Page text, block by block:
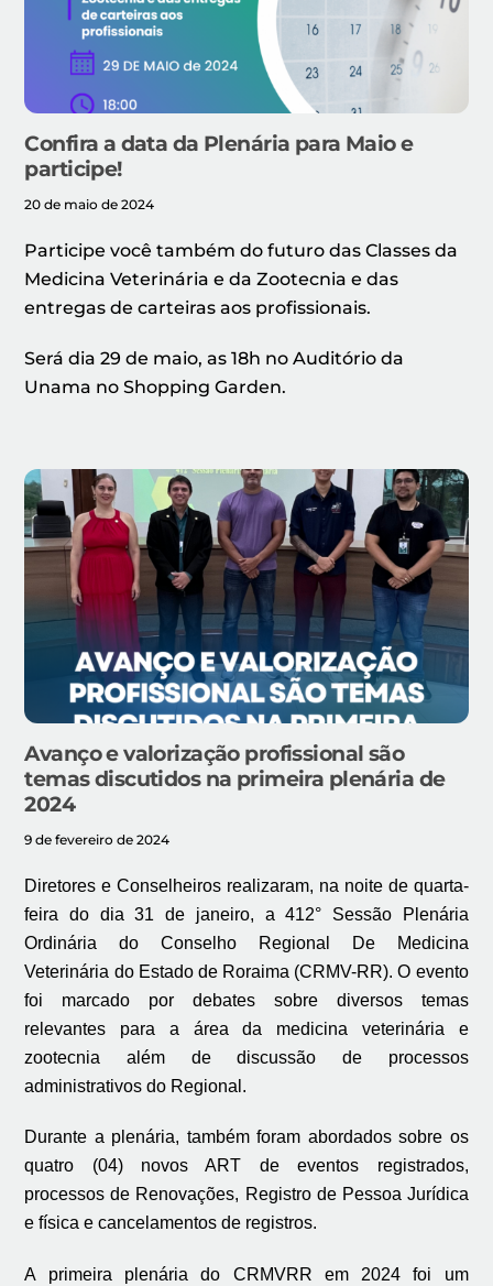
Confira a data da Plenária para Maio e
participe!
20 de maio de 2024
Participe você também do futuro das Classes da
Medicina Veterinária e da Zootecnia e das
entregas de carteiras aos profissionais.
Será dia 29 de maio, as 18h no Auditório da
Unama no Shopping Garden.
Avanço e valorização profissional são
temas discutidos na primeira plenária de
2024
9 de fevereiro de 2024
Diretores e Conselheiros realizaram, na noite de quarta-
feira do dia 31 de janeiro, a 412° Sessão Plenária
Ordinária do Conselho Regional De Medicina
Veterinária do Estado de Roraima (CRMV-RR). O evento
foi marcado por debates sobre diversos temas
relevantes para a área da medicina veterinária e
zootecnia além de discussão de processos
administrativos do Regional.
Durante a plenária, também foram abordados sobre os
quatro (04) novos ART de eventos registrados,
processos de Renovações, Registro de Pessoa Jurídica
e física e cancelamentos de registros.
A primeira plenária do CRMVRR em 2024 foi um